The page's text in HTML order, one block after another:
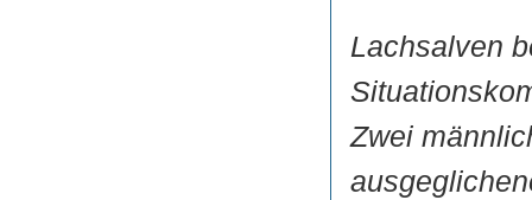
Lachsalven
Zwei